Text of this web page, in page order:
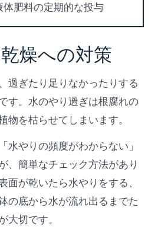
体肥料の定期的な投与
燥への対策
過ぎたり足りなかったりする
す。水のやり過ぎは根腐れの
物を枯らせてしまいます。
水やりの頻度がわからない」
、簡単なチェック方法があり
面が乾いたら水やりをする、
の底から水が流れ出るまでた
大切です。